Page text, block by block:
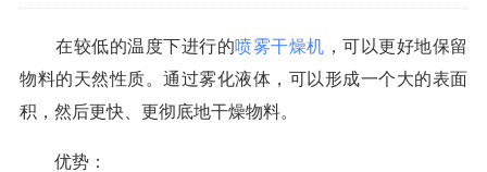
在较低的温度下进行的喷雾干燥机 ，可以更好地保留
物料的天然性质。通过雾化液体，可以形成一个大的表面
积，然后更快、更彻底地干燥物料。
优势：